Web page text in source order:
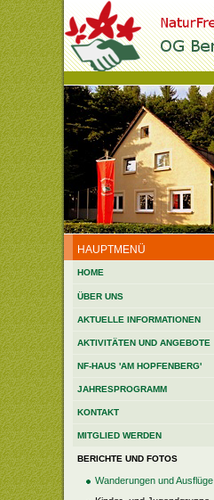
HAUPTMENÜ
HOME
ÜBER UNS
AKTUELLE INFORMATIONEN
AKTIVITÄTEN UND ANGEBOTE
NF-HAUS 'AM HOPFENBERG'
JAHRESPROGRAMM
KONTAKT
MITGLIED WERDEN
BERICHTE UND FOTOS
Wanderungen und Ausflüge